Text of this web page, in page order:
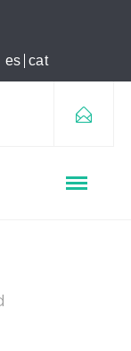
es cat